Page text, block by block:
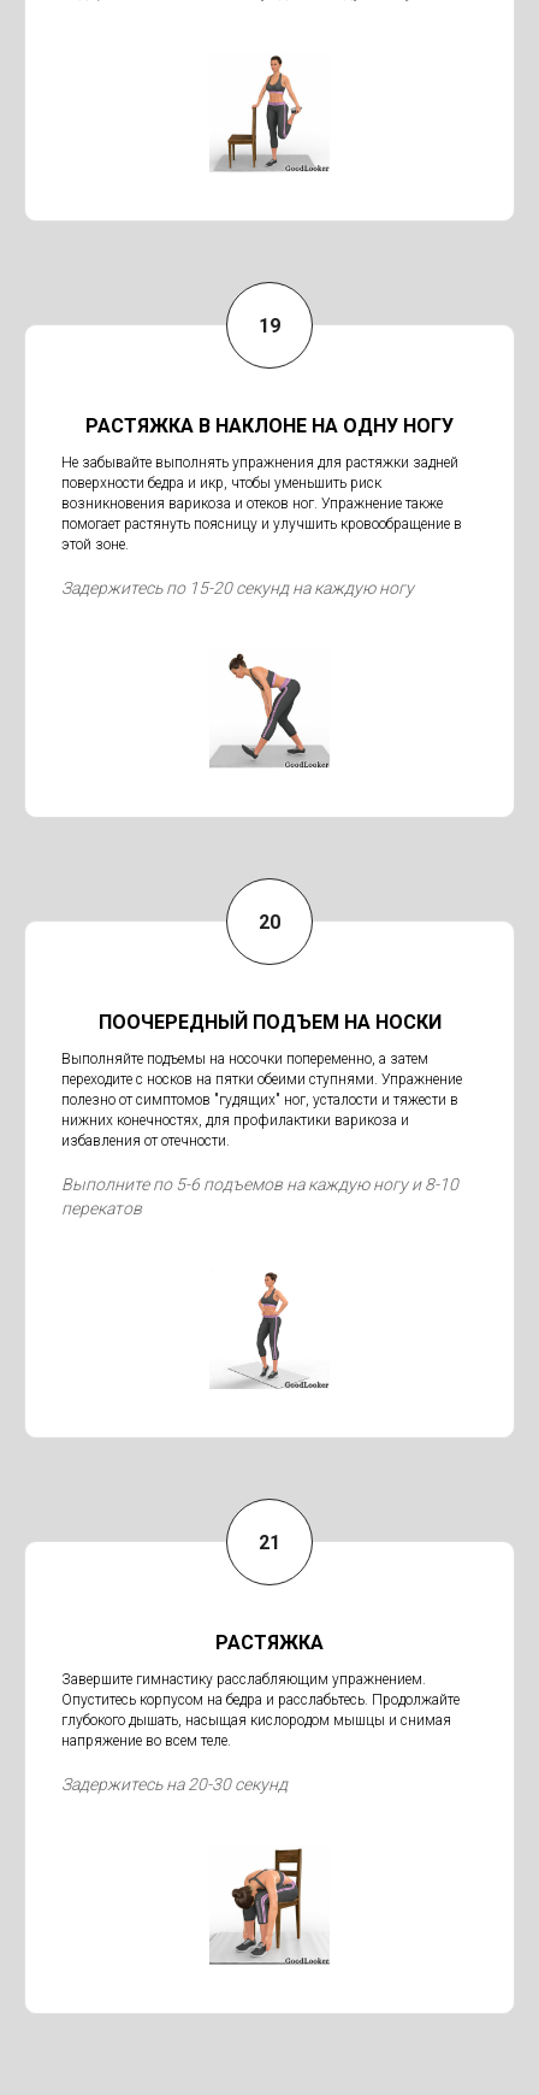
РАСТЯЖКА В НАКЛОНЕ НА ОДНУ НОГУ
Не забывайте выполнять упражнения для растяжки задней
поверхности бедра и икр, чтобы уменьшить риск
возникновения варикоза и отеков ног. Упражнение также
помогает растянуть поясницу и улучшить кровообращение в
этой зоне.
Задержитесь по 15-20 секунд на каждую ногу
ПООЧЕРЕДНЫЙ ПОДЪЕМ НА НОСКИ
Выполняйте подъемы на носочки попеременно, а затем
переходите с носков на пятки обеими ступнями. Упражнение
полезно от симптомов "гудящих" ног, усталости и тяжести в
нижних конечностях, для профилактики варикоза и
избавления от отечности.
Выполните по 5-6 подъемов на каждую ногу и 8-10
перекатов
РАСТЯЖКА
Завершите гимнастику расслабляющим упражнением.
Опуститесь корпусом на бедра и расслабьтесь. Продолжайте
глубокого дышать, насыщая кислородом мышцы и снимая
напряжение во всем теле.
Задержитесь на 20-30 секунд